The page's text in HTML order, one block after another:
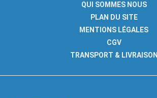
QUI SOMMES NOUS
PLAN DU SITE
MENTIONS LÉGALES
CGV
TRANSPORT & LIVRAISON